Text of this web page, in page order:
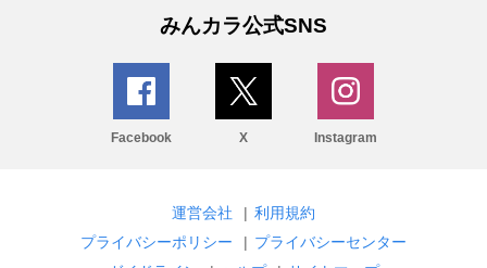
みんカラ公式SNS
Facebook X Instagram
運営会社 | 利用規約
プライバシーポリシー
| プライバシーセンター